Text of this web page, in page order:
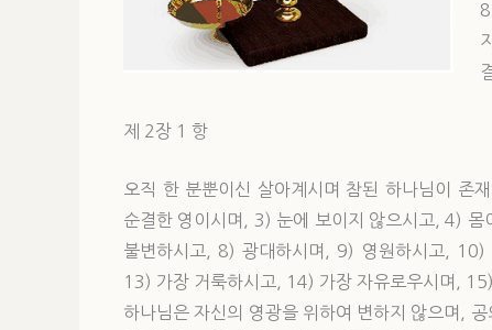
제 2장 1 항
오직 한 분뿐이신 살아계시며 참된 하나님이 존
순결한 영이시며, 3) 눈에 보이지 않으시고, 4)
불변하시고, 8) 광대하시며, 9) 영원하시고,
13) 가장 거룩하시고, 14) 가장 자유로우시며,
하나님은 자신의 영광을 위하여 변하지 않으며,